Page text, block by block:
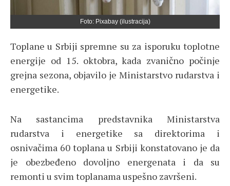
Foto: Pixabay (ilustracija)
Toplane u Srbiji spremne su za isporuku toplotne
energije od 15. oktobra, kada zvanično počinje
grejna sezona, objavilo je Ministarstvo rudarstva i
energetike.
Na sastancima predstavnika Ministarstva
rudarstva i energetike sa direktorima i
osnivačima 60 toplana u Srbiji konstatovano je da
je obezbeđeno dovoljno energenata i da su
remonti u svim toplanama uspešno završeni.